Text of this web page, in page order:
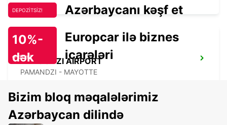
DZAOUDZI AIRPORT
PAMANDZI - MAYOTTE
DEPOZİTSİZ! Azərbaycanı kəşf et
10%-
dək
endirim!
Europcar ilə biznes
icarələri
Bizim bloq məqalələrimiz
Azərbaycan dilində